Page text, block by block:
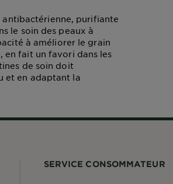
antibactérienne, purifiante
le soin des peaux à
à améliorer le grain
en fait un favori dans les
de soin doit
et en adaptant la
SERVICE CONSOMMATEUR